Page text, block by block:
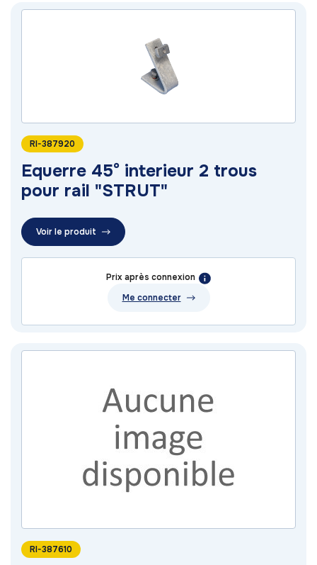
RI-387920
Equerre 45° interieur 2 trous
pour rail "STRUT"
Voir le produit
Prix après connexion
Me connecter
RI-387610